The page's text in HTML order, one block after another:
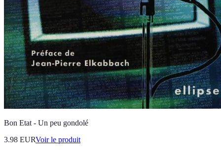
Bon Etat - Un peu gondolé
3.98 EURVoir le produit